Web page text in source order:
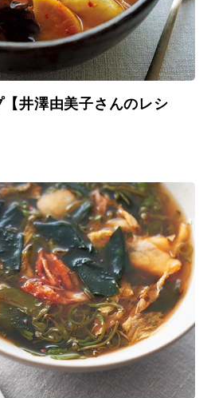
井澤由美子さんのレシ